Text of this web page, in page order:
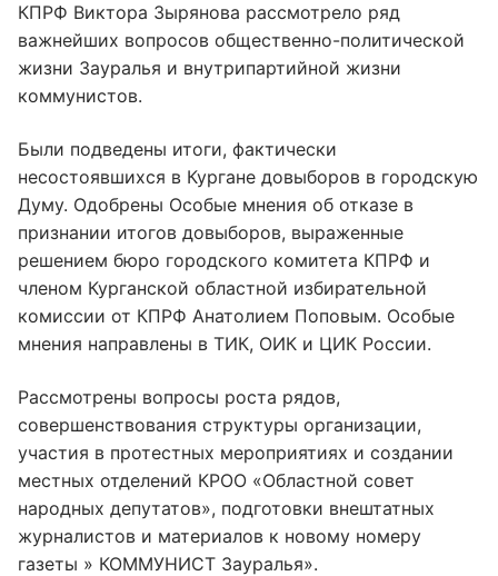
КПРФ Виктора Зырянова рассмотрело ряд
важнейших вопросов общественно-политической
жизни Зауралья и внутрипартийной жизни
коммунистов.
Были подведены итоги, фактически
несостоявшихся в Кургане довыборов в городскую
Думу. Одобрены Особые мнения об отказе в
признании итогов довыборов, выраженные
решением бюро городского комитета КПРФ и
членом Курганской областной избирательной
комиссии от КПРФ Анатолием Поповым. Особые
мнения направлены в ТИК, ОИК и ЦИК России.
Рассмотрены вопросы роста рядов,
совершенствования структуры организации,
участия в протестных мероприятиях и создании
местных отделений КРОО «Областной совет
народных депутатов», подготовки внештатных
журналистов и материалов к новому номеру
газеты » КОММУНИСТ Зауралья».